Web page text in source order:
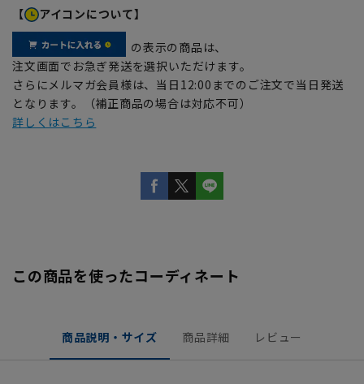
【 アイコンについて】
の表示の商品は、
注文画面でお急ぎ発送を選択いただけます。
さらにメルマガ会員様は、当日12:00までのご注文で当日発送
となります。（補正商品の場合は対応不可）
詳しくはこちら
この商品を使ったコーディネート
商品説明・サイズ 商品詳細 レビュー